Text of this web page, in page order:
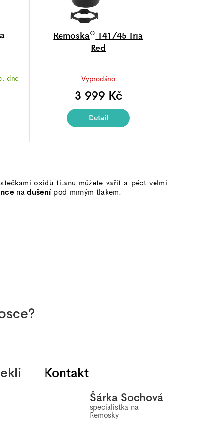
dne
Remoska®T41/45 Tria
Red
hodnocení
produktu
4,9
z
5
Vyprodáno
3 999 Kč
Detail
oxidů titanu můžete vařit a péct velmi
nadušenípod mírným tlakem.
Kontakt
Šárka Sochová